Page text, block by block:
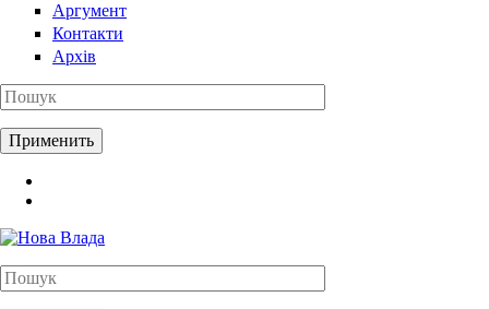
Аргумент
Контакти
Архів